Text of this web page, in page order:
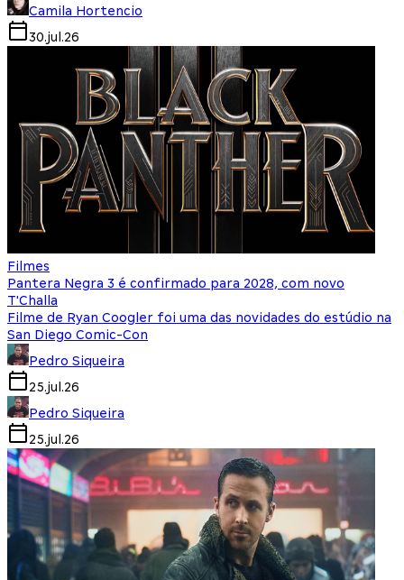
Camila Hortencio
30.jul.26
Filmes
Pantera Negra 3 é confirmado para 2028, com novo
T'Challa
Filme de Ryan Coogler foi uma das novidades do estúdio na
San Diego Comic-Con
Pedro Siqueira
25.jul.26
Pedro Siqueira
25.jul.26